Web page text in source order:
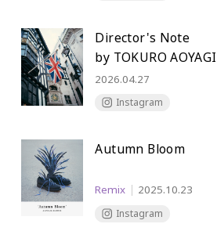
Director's Note
by TOKURO AOYAGI
2026.04.27
Instagram
Autumn Bloom
Remix 2025.10.23
Instagram